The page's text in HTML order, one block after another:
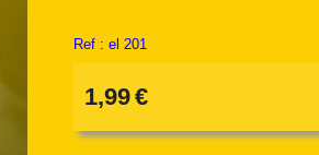
Ref : el 201
1,99€